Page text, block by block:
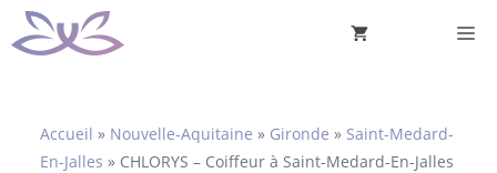
Aller
au
Accueil » Nouvelle-Aquitaine » Gironde » Saint-Medard-
En-Jalles » CHLORYS – Coiffeur à Saint-Medard-En-Jalles